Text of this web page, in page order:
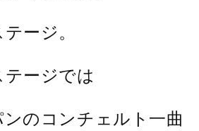
ージ。
ージでは
のコンチェルト一曲